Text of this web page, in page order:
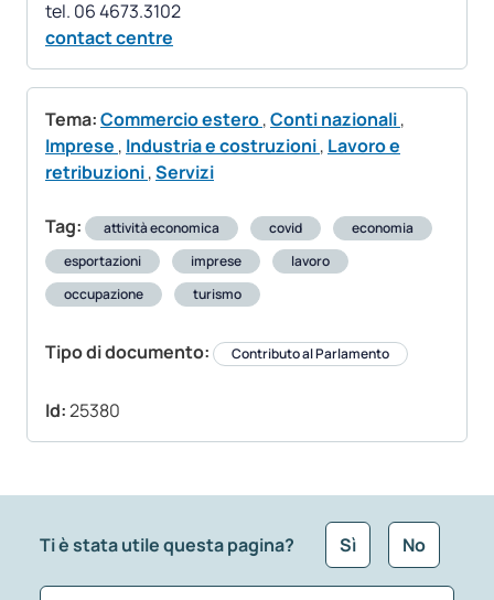
contact centre
Tema:Commercio estero,Conti nazionali,
Imprese , Industria e costruzioni, Lavoro e
retribuzioni,Servizi
Tag: attività economica covid
economia
esportazioni
imprese
lavoro
occupazione
turismo
Tipo di documento: Contributo al Parlamento
Id:25380
Ti è stata utile questa pagina? Sì No